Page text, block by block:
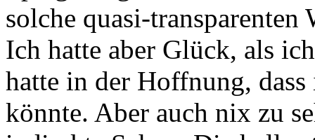
solche quasi-transparenten
Ich hatte aber Glück, als
hatte in der Hoffnung,
könnte. Aber auch nix zu